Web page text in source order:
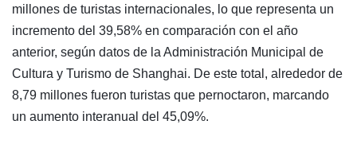
millones de turistas internacionales, lo que representa un
incremento del 39,58% en comparación con el año
anterior, según datos de la Administración Municipal de
Cultura y Turismo de Shanghai. De este total, alrededor de
8,79 millones fueron turistas que pernoctaron, marcando
un aumento interanual del 45,09%.